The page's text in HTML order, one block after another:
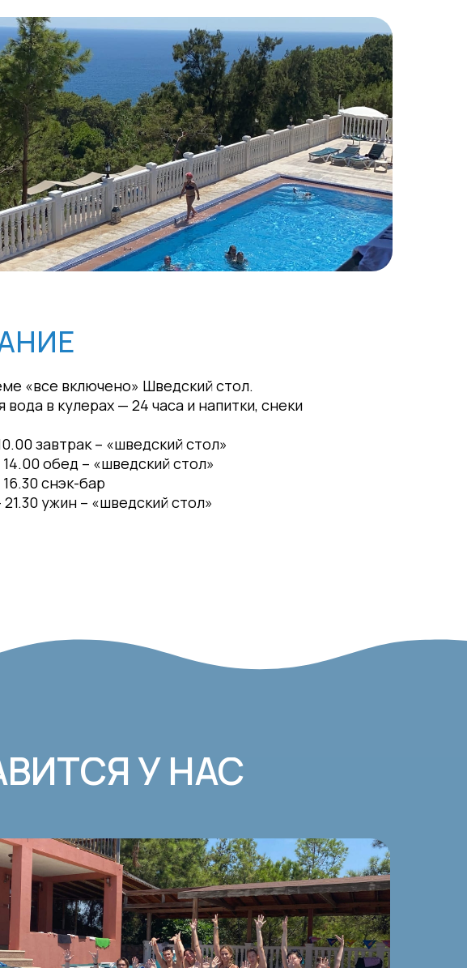
«все включено» Шведский стол.
вода в кулерах — 24 часа и напитки, снеки
завтрак – «шведский стол»
14.00 обед – «шведский стол»
16.30 снэк-бар
21.30 ужин – «шведский стол»
У НАС